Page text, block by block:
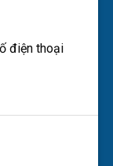
điện thoại